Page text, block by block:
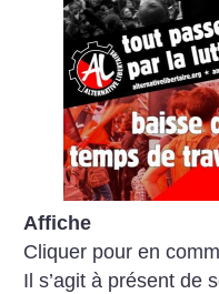
Affiche
Cliquer pour en
Il s’agit à présent de